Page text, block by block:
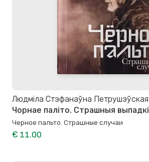
Людміла Стэфанаўна Петрушэўская
Чорнае паліто. Страшныя выпадкі
Черное пальто. Страшные случаи
€ 11.00